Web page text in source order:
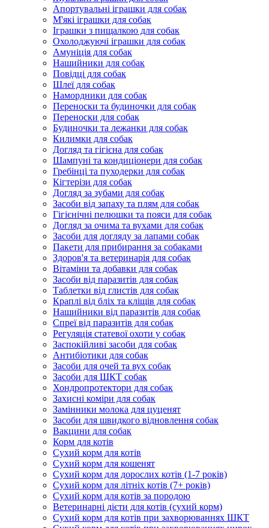
Апортувальні іграшки для собак
М'які іграшки для собак
Іграшки з пищалкою для собак
Охолоджуючі іграшки для собак
Амуніція для собак
Нашийники для собак
Повідці для собак
Шлеї для собак
Намордники для собак
Переноски та будиночки для собак
Переноски для собак
Будиночки та лежанки для собак
Килимки для собак
Догляд та гігієна для собак
Шампуні та кондиціонери для собак
Гребінці та пуходерки для собак
Кігтерізи для собак
Догляд за зубами для собак
Засоби від запаху та плям для собак
Гігієнічні пелюшки та пояси для собак
Догляд за очима та вухами для собак
Засоби для догляду за лапами собак
Пакети для прибирання за собаками
Здоров'я та ветеринарія для собак
Вітаміни та добавки для собак
Засоби від паразитів для собак
Таблетки від глистів для собак
Краплі від бліх та кліщів для собак
Нашийники від паразитів для собак
Спреї від паразитів для собак
Регуляція статевої охоти у собак
Заспокійливі засоби для собак
Антибіотики для собак
Засоби для очей та вух собак
Засоби для ШКТ собак
Хондропротектори для собак
Захисні коміри для собак
Замінники молока для цуценят
Засоби для швидкого відновлення собак
Вакцини для собак
Корм для котів
Сухий корм для котів
Сухий корм для кошенят
Сухий корм для дорослих котів (1-7 років)
Сухий корм для літніх котів (7+ років)
Сухий корм для котів за породою
Ветеринарні дієти для котів (сухий корм)
Сухий корм для котів при захворюваннях ШКТ